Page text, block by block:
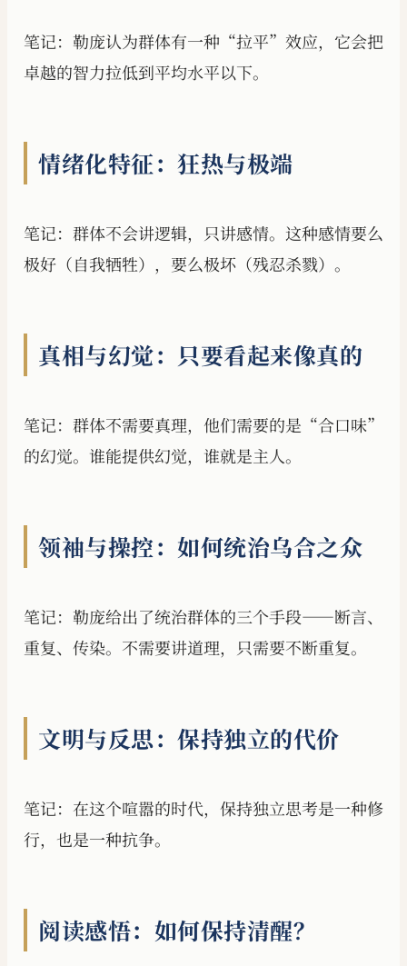
笔记：勒庞认为群体有一种“拉平”效应，它会把
卓越的智力拉低到平均水平以下。
情绪化特征：狂热与极端
笔记：群体不会讲逻辑，只讲感情。这种感情要么
极好（自我牺牲），要么极坏（残忍杀戮）。
真相与幻觉：只要看起来像真的
笔记：群体不需要真理，他们需要的是“合口味”
的幻觉。谁能提供幻觉，谁就是主人。
领袖与操控：如何统治乌合之众
笔记：勒庞给出了统治群体的三个手段——断言、
重复、传染。不需要讲道理，只需要不断重复。
文明与反思：保持独立的代价
笔记：在这个喧嚣的时代，保持独立思考是一种修
行，也是一种抗争。
阅读感悟：如何保持清醒？